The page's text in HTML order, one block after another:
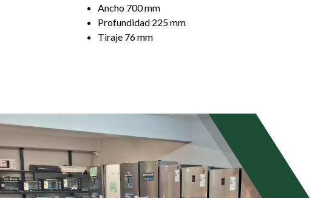
Ancho 700 mm
Profundidad 225 mm
Tiraje 76 mm